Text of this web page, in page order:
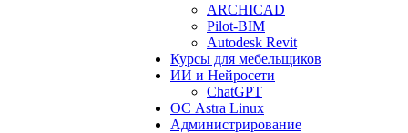
ARCHICAD
Pilot-BIM
Autodesk Revit
Курсы для мебельщиков
ИИ и Нейросети
ChatGPT
ОС Astra Linux
Администрирование